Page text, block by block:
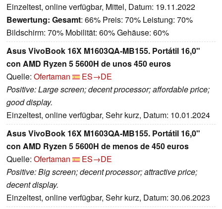
Einzeltest, online verfügbar, Mittel, Datum: 19.11.2022
Bewertung: Gesamt: 66% Preis: 70% Leistung: 70%
Bildschirm: 70% Mobilität: 60% Gehäuse: 60%
Asus VivoBook 16X M1603QA-MB155. Portátil 16,0"
con AMD Ryzen 5 5600H de unos 450 euros
Quelle: Ofertaman
ES→DE
Positive: Large screen; decent processor; affordable price;
good display.
Einzeltest, online verfügbar, Sehr kurz, Datum: 10.01.2024
Asus VivoBook 16X M1603QA-MB155. Portátil 16,0"
con AMD Ryzen 5 5600H de menos de 450 euros
Quelle: Ofertaman
ES→DE
Positive: Big screen; decent processor; attractive price;
decent display.
Einzeltest, online verfügbar, Sehr kurz, Datum: 30.06.2023